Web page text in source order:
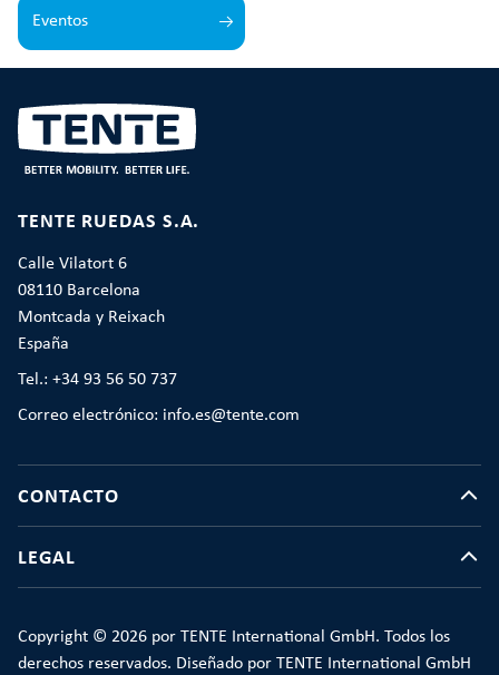
Eventos
TENTE RUEDAS S.A.
Calle Vilatort 6
08110 Barcelona
Montcada y Reixach
España
Tel.: +34 93 56 50 737
Correo electrónico: info.es@tente.com
CONTACTO
LEGAL
Copyright © 2026 por TENTE International GmbH. Todos los
derechos reservados. Diseñado por TENTE International GmbH